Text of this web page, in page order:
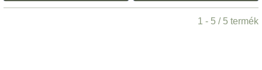
1 - 5 / 5 termék